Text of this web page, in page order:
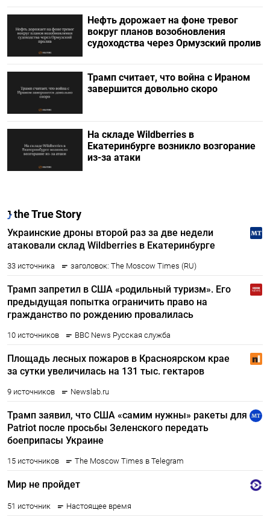
Нефть дорожает на фоне тревог
вокруг планов возобновления
судоходства через Ормузский пролив
Трамп считает, что война с Ираном
завершится довольно скоро
На складе Wildberries в
Екатеринбурге возникло возгорание
из-за атаки